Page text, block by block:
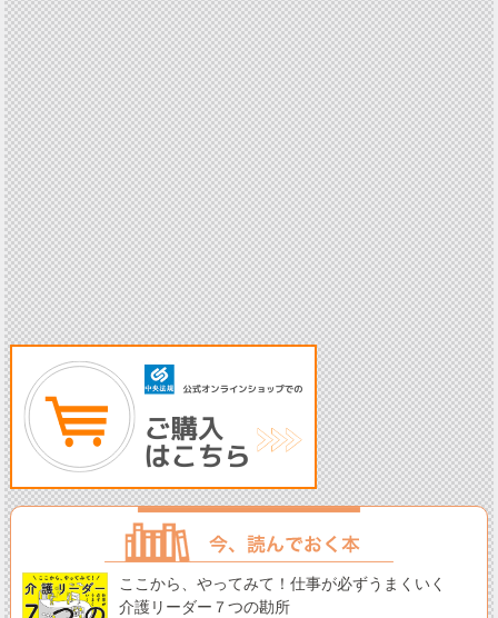
ここから、やってみて！仕事が必ずうまくいく
介護リーダー７つの勘所